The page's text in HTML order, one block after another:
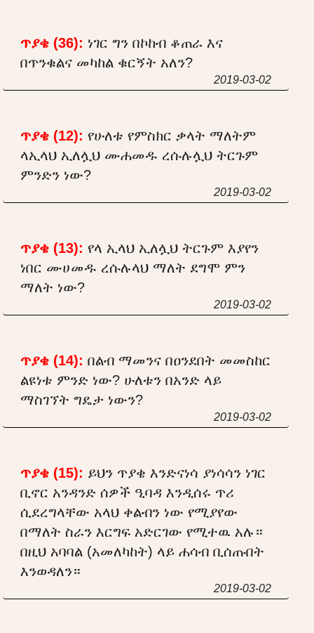
ጥያቄ (36): ነገር ግን በኮከብ ቆጠራ እና
በጥንቁልና መካከል ቁርኝት አለን?
2019-03-02
ጥያቄ (12): የሁለቱ የምስክር ቃላት ማለትም
ላኢላህ ኢለሏህ ሙሐመዱ ረሱሉሏህ ትርጉም
ምንድን ነው?
2019-03-02
ጥያቄ (13): የላ ኢላህ ኢለሏህ ትርጉም እያየን
ነበር ሙሀመዱ ረሱሉላህ ማለት ደግሞ ምን
ማለት ነው?
2019-03-02
ጥያቄ (14): በልብ ማመንና በዐንደበት መመስከር
ልዩነቱ ምንድ ነው? ሁለቱን በአንድ ላይ
ማስገኘት ግዴታ ነውን?
2019-03-02
ጥያቄ (15): ይህን ጥያቄ እንድናነሳ ያነሳሳን ነገር
ቢኖር አንዳንድ ሰዎች ዒባዳ እንዲሰሩ ጥሪ
ሲደረግላቸው አላህ ቀልብን ነው የሚያየው
በማለት ስራን እርግፍ አድርገው የሚተዉ አሉ።
በዚህ አባባል (አመለካከት) ላይ ሐሳብ ቢሰጡበት
እንወዳለን።
2019-03-02